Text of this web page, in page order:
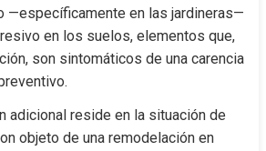
—específicamente en las jardineras—
en los suelos, elementos que,
son sintomáticos de una carencia
adicional reside en la situación de
objeto de una remodelación en